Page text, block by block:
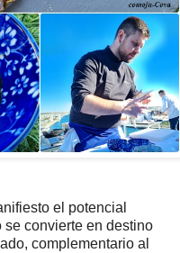
el potencial
se convierte en destino
complementario al